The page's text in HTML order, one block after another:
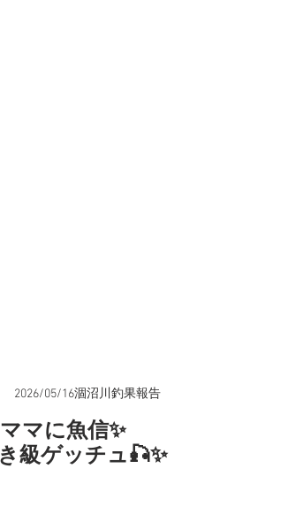
2026/05/16涸沼川釣果報告
マに魚信✨
級ゲッチュ🎣✨